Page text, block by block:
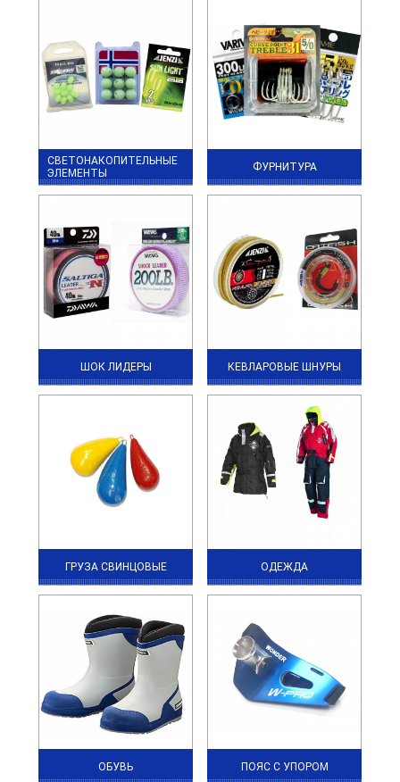
СВЕТОНАКОПИТЕЛЬНЫЕ
ЭЛЕМЕНТЫ
ФУРНИТУРА
ШОК ЛИДЕРЫ КЕВЛАРОВЫЕ ШНУРЫ
ГРУЗА СВИНЦОВЫЕ ОДЕЖДА
ОБУВЬ ПОЯС С УПОРОМ